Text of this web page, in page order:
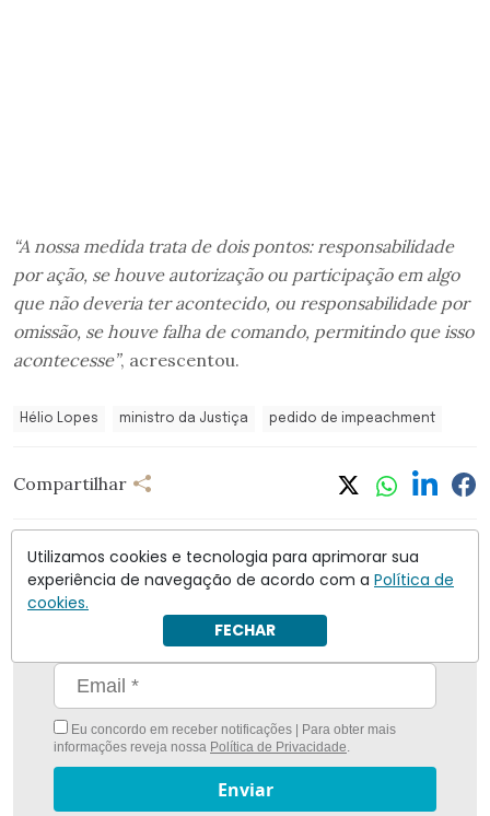
“A nossa medida trata de dois pontos: responsabilidade
por ação, se houve autorização ou participação em algo
que não deveria ter acontecido, ou responsabilidade por
omissão, se houve falha de comando, permitindo que isso
acontecesse”, acrescentou.
Hélio Lopes ministro da Justiça pedido de impeachment
Compartilhar
Nunca foi tão fácil ficar bem informado com
Antagonista
Eu concordo em receber notificações | Para obter mais
informações reveja nossa Política de Privacidade.
Enviar
Utilizamos cookies e tecnologia para aprimorar sua
experiência de navegação de acordo com a Política de
cookies.
FECHAR